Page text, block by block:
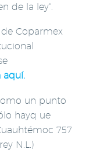
de la ley”.
Coparmex
aquí.
un punto
hayq ue
757
N.L.)